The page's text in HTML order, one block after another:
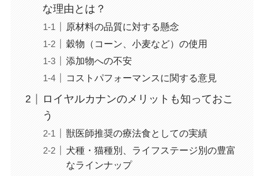
な理由とは？
原材料の品質に対する懸念
穀物（コーン、小麦など）の使用
添加物への不安
コストパフォーマンスに関する意見
ロイヤルカナンのメリットも知っておこ
う
獣医師推奨の療法食としての実績
犬種・猫種別、ライフステージ別の豊富
なラインナップ